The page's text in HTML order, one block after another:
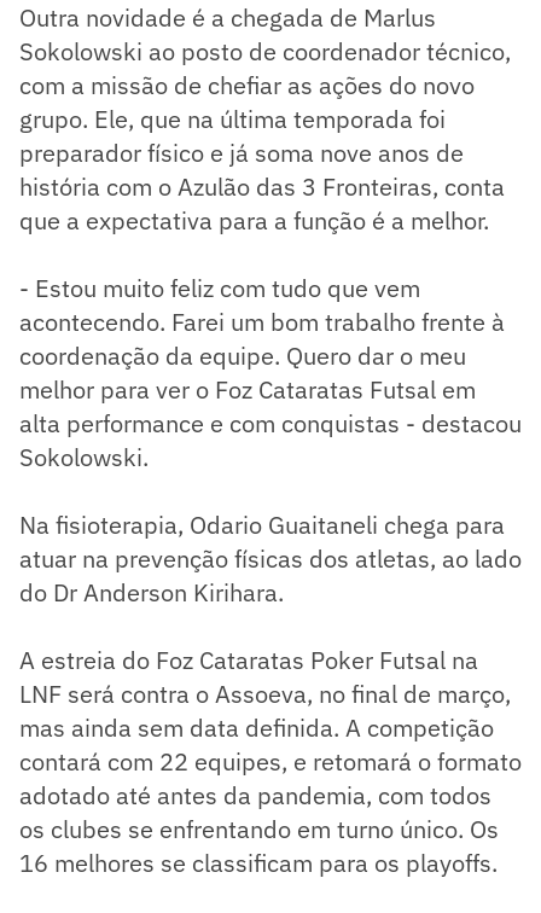
Outra novidade é a chegada de Marlus
Sokolowski ao posto de coordenador técnico,
com a missão de chefiar as ações do novo
grupo. Ele, que na última temporada foi
preparador físico e já soma nove anos de
história com o Azulão das 3 Fronteiras, conta
que a expectativa para a função é a melhor.
- Estou muito feliz com tudo que vem
acontecendo. Farei um bom trabalho frente à
coordenação da equipe. Quero dar o meu
melhor para ver o Foz Cataratas Futsal em
alta performance e com conquistas - destacou
Sokolowski.
Na fisioterapia, Odario Guaitaneli chega para
atuar na prevenção físicas dos atletas, ao lado
do Dr Anderson Kirihara.
A estreia do Foz Cataratas Poker Futsal na
LNF será contra o Assoeva, no final de março,
mas ainda sem data definida. A competição
contará com 22 equipes, e retomará o formato
adotado até antes da pandemia, com todos
os clubes se enfrentando em turno único. Os
16 melhores se classificam para os playoffs.